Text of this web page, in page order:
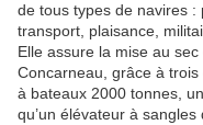
de tous types de navires :
transport, plaisance,
Elle assure la mise au sec
Concarneau, grâce à
à bateaux 2000 tonnes,
qu’un élévateur à sangles